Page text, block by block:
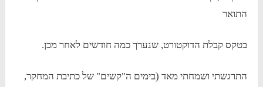
התואר
בטקס קבלת הדוקטורט, שנערך כמה חודשים לאחר מכן.
התרגשתי ושמחתי מאד (בימים ה"קשים" של כתיבת המחקר,